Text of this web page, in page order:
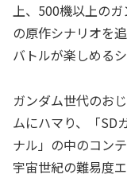
上、500機以上の
の原作シナリオを
バトルが楽しめる
ガンダム世代のお
ムにハマり、「SD
ナル」の中のコン
宇宙世紀の難易度